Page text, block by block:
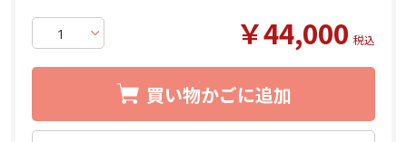
￥44,000
買い物かごに追加